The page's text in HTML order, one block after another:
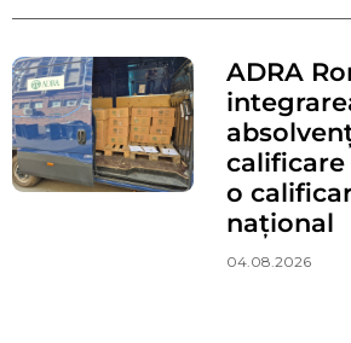
ADRA
o
național
04.08.2026